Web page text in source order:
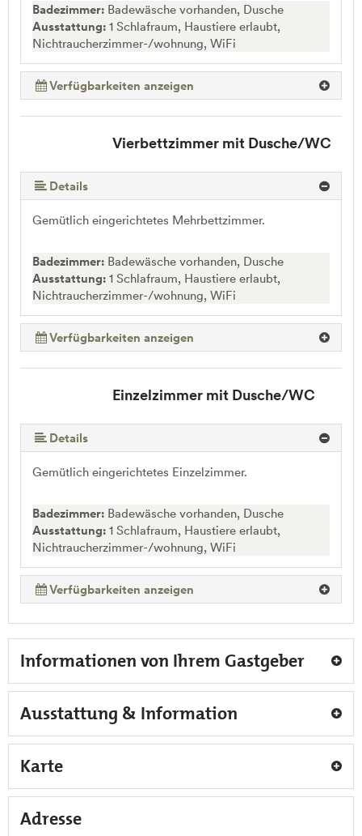
Badezimmer: Badewäsche vorhanden, Dusche
Ausstattung: 1 Schlafraum, Haustiere erlaubt,
Nichtraucherzimmer-/wohnung, WiFi
Verfügbarkeiten anzeigen
Vierbettzimmer mit Dusche/WC
Details
Gemütlich eingerichtetes Mehrbettzimmer.
Badezimmer: Badewäsche vorhanden, Dusche
Ausstattung: 1 Schlafraum, Haustiere erlaubt,
Nichtraucherzimmer-/wohnung, WiFi
Verfügbarkeiten anzeigen
Einzelzimmer mit Dusche/WC
Details
Gemütlich eingerichtetes Einzelzimmer.
Badezimmer: Badewäsche vorhanden, Dusche
Ausstattung: 1 Schlafraum, Haustiere erlaubt,
Nichtraucherzimmer-/wohnung, WiFi
Verfügbarkeiten anzeigen
Informationen von Ihrem Gastgeber
Ausstattung & Information
Karte
Adresse